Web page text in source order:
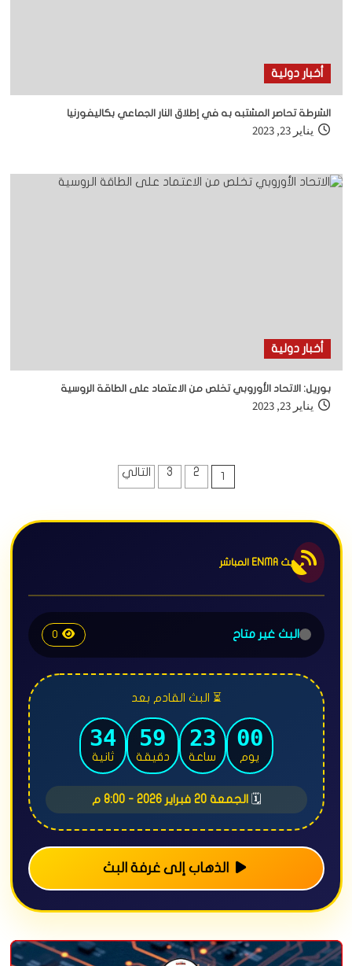
أخبار دولية
الشرطة تحاصر المشتبه به في إطلاق النار الجماعي بكاليفورنيا
يناير 23, 2023
أخبار دولية
بوريل: الاتحاد الأوروبي تخلص من الاعتماد على الطاقة الروسية
يناير 23, 2023
تعدد
صفحات
2
3 التالي
بث ENMA المباشر
البث غير متاح 0
⏳ البث القادم بعد
00
يوم
23
ساعة
59
دقيقة
32
ثانية
🗓️ الجمعة 20 فبراير 2026 - 8:00 م
الذهاب إلى غرفة البث